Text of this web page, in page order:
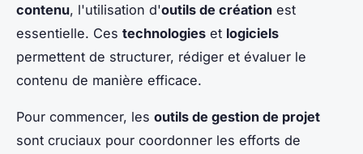
contenu, l'utilisation d'outils de création est
essentielle. Ces technologies et logiciels
permettent de structurer, rédiger et évaluer le
contenu de manière efficace.
Pour commencer, les outils de gestion de projet
sont cruciaux pour coordonner les efforts de